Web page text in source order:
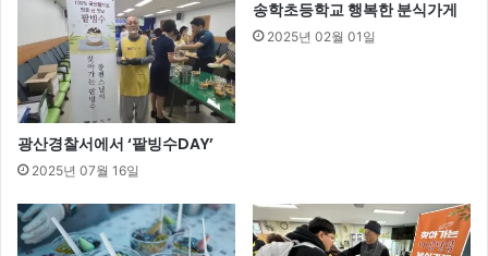
광산경찰서에서 ‘팥빙수DAY’
2025년 07월 16일
송학초등학교 행복한 분식가게
2025년 02월 01일